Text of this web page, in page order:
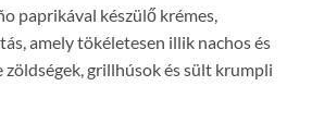
paprikával készülő krémes,
amely tökéletesen illik nachos és
grillhúsok és sült krumpli